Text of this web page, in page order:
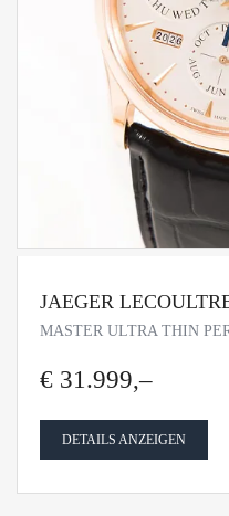
JAEGER
MASTER ULTRA THIN
€ 31.999,–
DETAILS ANZEIGEN